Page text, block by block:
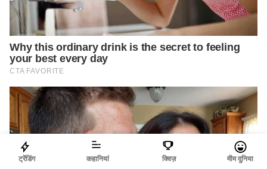
ट्रेंडिंग कहानियां क्विज़ मीम दुनिया